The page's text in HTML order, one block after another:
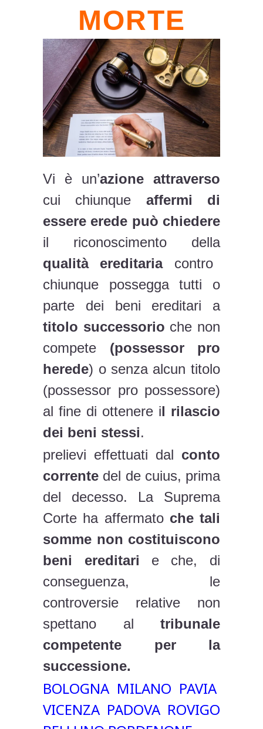
MORTE
Vi è un’azione attraverso
cui chiunque affermi di
essere erede può chiedere
il riconoscimento della
qualità ereditariacontro
chiunque possegga tutti o
parte dei beni ereditari a
titolo successorio che non
compete (possessor pro
herede) o senza alcun titolo
(possessor pro possessore)
al fine di ottenere il rilascio
dei beni stessi.
prelievi effettuati dal conto
corrente del de cuius, prima
del decesso. La Suprema
Corte ha affermatoche tali
somme non costituiscono
beni ereditari e che, di
conseguenza, le
controversie relative non
spettano al tribunale
competente per la
successione.
BOLOGNA MILANO PAVIA
VICENZA PADOVA ROVIGO